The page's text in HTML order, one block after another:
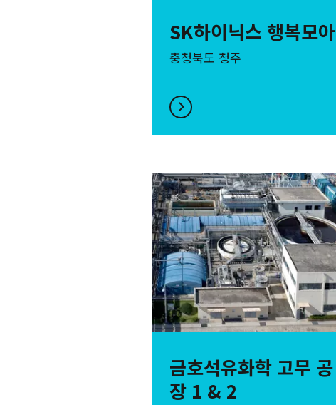
SK하이닉스 행복모아
충청북도 청주
금호석유화학 고무 공
장 1 & 2